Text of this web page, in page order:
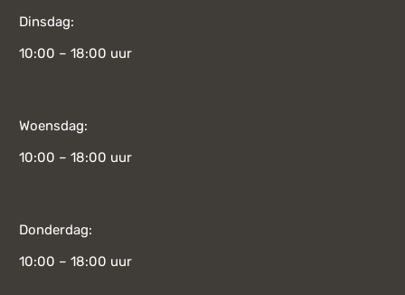
Dinsdag:
10:00 – 18:00 uur
Woensdag:
10:00 – 18:00 uur
Donderdag:
10:00 – 18:00 uur